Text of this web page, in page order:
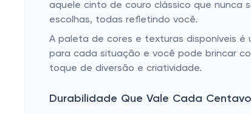
aquele cinto de couro clássico que nunca
escolhas, todas refletindo você.
A paleta de cores e texturas disponíveis é
para cada situação e você pode brincar
toque de diversão e criatividade.
Durabilidade Que Vale Cada Centavo